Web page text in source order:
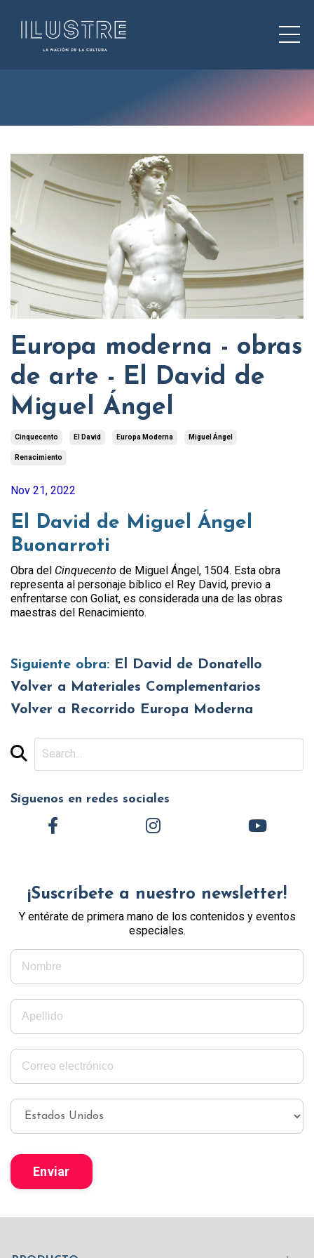
Europa moderna - obras
de arte - El David de
Miguel Ángel
Cinquecento El David Europa Moderna Miguel Ángel
Renacimiento
Nov 21, 2022
El David de Miguel Ángel
Buonarroti
Obra del Cinquecento de Miguel Ángel, 1504. Esta obra
representa al personaje bíblico el Rey David, previo a
enfrentarse con Goliat, es considerada una de las obras
maestras del Renacimiento.
Siguiente obra: El David de Donatello
Volver a Materiales Complementarios
Volver a Recorrido Europa Moderna
Síguenos en redes sociales
¡Suscríbete a nuestro newsletter!
Y entérate de primera mano de los contenidos y eventos
especiales.
Enviar
Iniciar sesión
Mundo Islámico